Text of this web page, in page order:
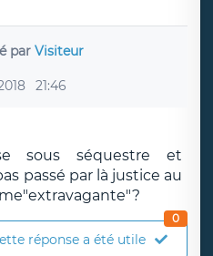
parVisiteur
21:46
sous séquestre et
passé par là justice au
réponse a été utile
0